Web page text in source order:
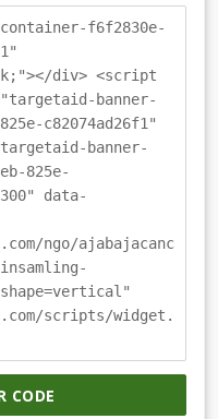
f6f2830e-
div> <script
banner-
c82074ad26f1"
banner-
825e-
data-
ngo/ajabajacanc
scripts/widget.
CODE